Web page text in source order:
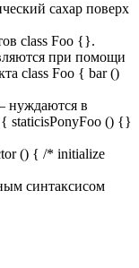
сахар поверх
class Foo {}.
при помощи
class Foo { bar ()
нуждаются в
{ staticisPonyFoo () {}
() { /* initialize
синтаксисом